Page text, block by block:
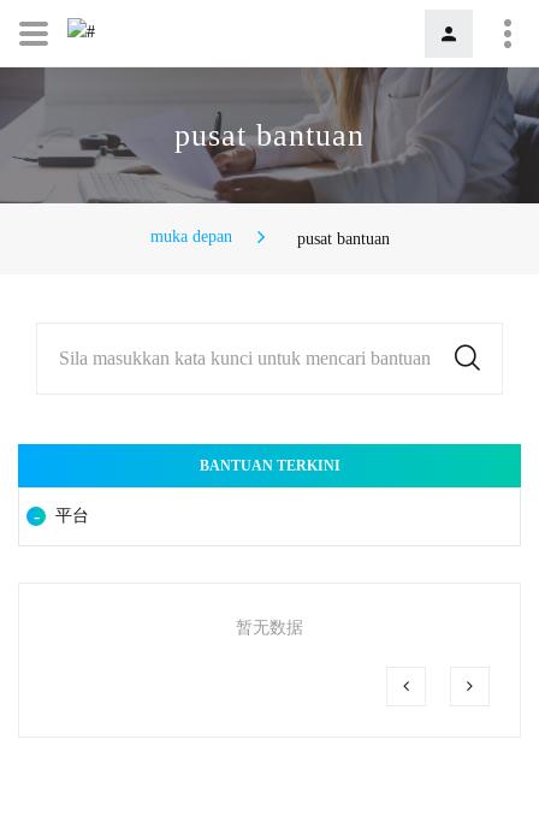
pusat bantuan
muka depan pusat bantuan
Sila masukkan kata kunci untuk mencari bantuan
BANTUAN TERKINI
平台
暂无数据